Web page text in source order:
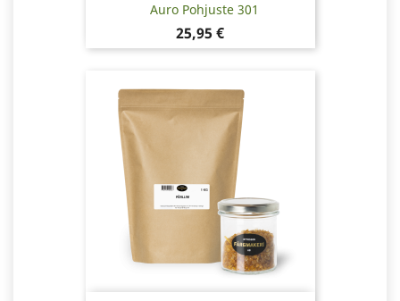
Auro Pohjuste 301
Hinta
25,95 €